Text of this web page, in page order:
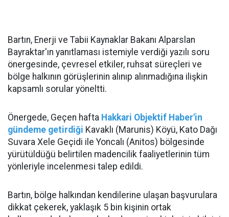
Bartın, Enerji ve Tabii Kaynaklar Bakanı Alparslan
Bayraktar'ın yanıtlaması istemiyle verdiği yazılı soru
önergesinde, çevresel etkiler, ruhsat süreçleri ve
bölge halkının görüşlerinin alınıp alınmadığına ilişkin
kapsamlı sorular yöneltti.
Önergede, Geçen hafta Hakkari Objektif Haber'in
gündeme getirdiği Kavaklı (Marunis) Köyü, Kato Dağı
Suvara Xele Geçidi ile Yoncalı (Anitos) bölgesinde
yürütüldüğü belirtilen madencilik faaliyetlerinin tüm
yönleriyle incelenmesi talep edildi.
Bartın, bölge halkından kendilerine ulaşan başvurulara
dikkat çekerek, yaklaşık 5 bin kişinin ortak